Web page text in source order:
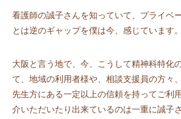
看護師の誠子さんを知っていて、プライベ
とは逆のギャップを僕は今、感じています。
大阪と言う地で、今、こうして精神科特化
て、地域の利用者様や、相談支援員の方々
先生方にある一定以上の信頼を持ってご利
介いただいたり出来ているのは一重に誠子